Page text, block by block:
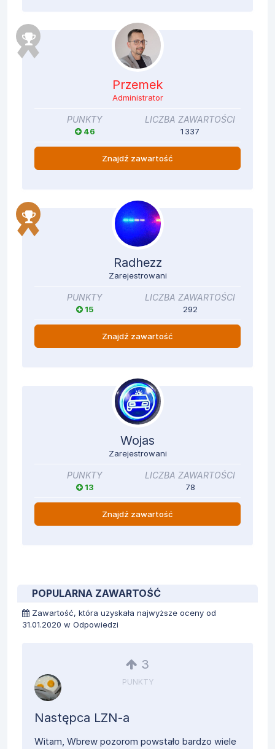
Przemek
Administrator
PUNKTY
46
LICZBA ZAWARTOŚCI
1 337
Znajdź zawartość
Radhezz
Zarejestrowani
PUNKTY
15
LICZBA ZAWARTOŚCI
292
Znajdź zawartość
Wojas
Zarejestrowani
PUNKTY
13
LICZBA ZAWARTOŚCI
78
Znajdź zawartość
POPULARNA ZAWARTOŚĆ
Zawartość, która uzyskała najwyższe oceny od
31.01.2020 w Odpowiedzi
3
PUNKTY
Następca LZN-a
Witam, Wbrew pozorom powstało bardzo wiele